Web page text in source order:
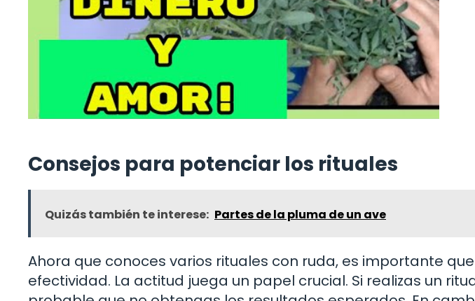
Consejos para potenciar los rituales
Quizás también te interese: Partes de la pluma de un ave
Ahora que conoces varios rituales con ruda, es importante
efectividad. La actitud juega un papel crucial. Si realizas un